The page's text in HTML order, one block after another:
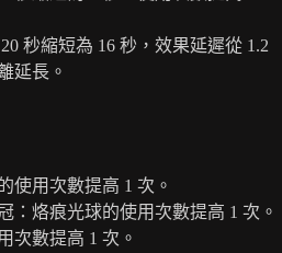
秒縮短為 16 秒，效果延遲從 1.2
延長。
使用次數提高 1 次。
：烙痕光球的使用次數提高 1 次。
次數提高 1 次。